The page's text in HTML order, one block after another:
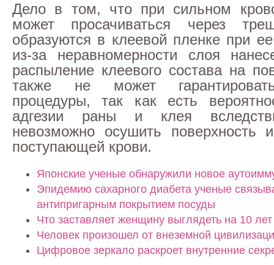
Дело в том, что при сильном
может просачиваться через
образуются в клеевой пленке при
из-за неравномерности слоя
распыление клеевого состава на
также не может
процедуры, так как есть
адгезии раны и клея
невозможно осушить поверхность
поступающей крови.
Японские ученые обнаружили новое
Эпидемию сахарного диабета ученые
антипригарным покрытием посуды
Что заставляет женщину выглядеть на 10
Человек произошел от внеземной
Цифровое зеркало раскроет внутренние